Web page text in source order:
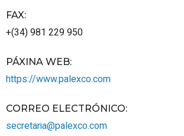
FAX:
+(34) 981 229 950
PÁXINA WEB:
https://www.palexco.com
CORREO ELECTRÓNICO:
secretaria@palexco.com